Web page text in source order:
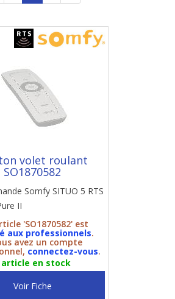
volet roulant
SO1870582
Somfy SITUO 5 RTS
II
'SO1870582' est
aux professionnels.
avez un compte
connectez-vous.
article en stock
Voir Fiche